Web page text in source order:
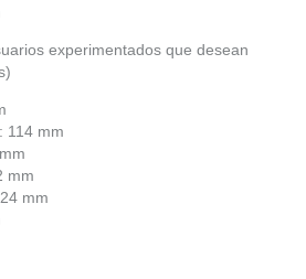
experimentados que desean
114 mm
mm
mm